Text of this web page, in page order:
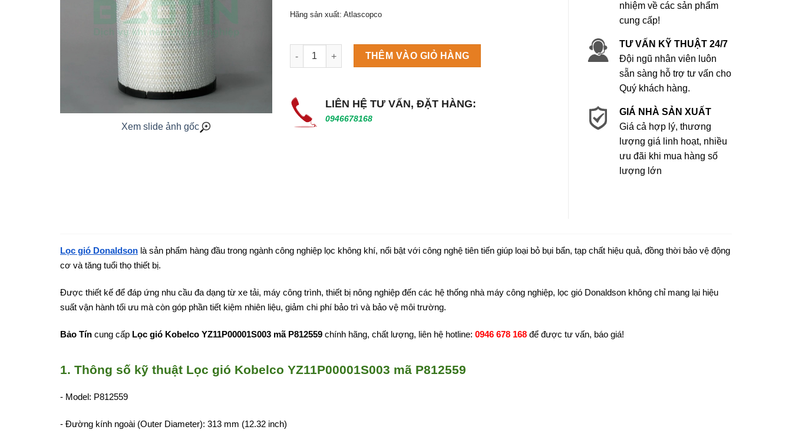
Xem slide ảnh gốc
Hãng sản xuất: Atlascopco
Máy làm đá viên Scotsman NW458AS số lượng
THÊM VÀO GIỎ HÀNG
LIÊN HỆ TƯ VẤN, ĐẶT HÀNG:
0946678168
nhiệm về các sản phẩm
cung cấp!
TƯ VẤN KỸ THUẬT 24/7
Đội ngũ nhân viên luôn
sẵn sàng hỗ trợ tư vấn cho
Quý khách hàng.
GIÁ NHÀ SẢN XUẤT
Giá cả hợp lý, thương
lượng giá linh hoạt, nhiều
ưu đãi khi mua hàng số
lượng lớn
Lọc gió Donaldson là sản phẩm hàng đầu trong ngành công nghiệp lọc không khí, nổi bật với công nghệ tiên tiến giúp loại bỏ bụi bẩn, tạp chất hiệu quả, đồng thời bảo vệ động
cơ và tăng tuổi thọ thiết bị.
Được thiết kế để đáp ứng nhu cầu đa dạng từ xe tải, máy công trình, thiết bị nông nghiệp đến các hệ thống nhà máy công nghiệp, lọc gió Donaldson không chỉ mang lại hiệu
suất vận hành tối ưu mà còn góp phần tiết kiệm nhiên liệu, giảm chi phí bảo trì và bảo vệ môi trường.
Bảo Tín cung cấp Lọc gió Kobelco YZ11P00001S003 mã P812559 chính hãng, chất lượng, liên hệ hotline: 0946 678 168 để được tư vấn, báo giá!
1. Thông số kỹ thuật Lọc gió Kobelco YZ11P00001S003 mã P812559
- Model: P812559
- Đường kính ngoài (Outer Diameter): 313 mm (12.32 inch)